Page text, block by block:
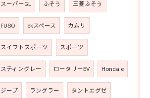
スーパーGL ふそう 三菱ふそう
FUSO ekスペース カムリ
スイフトスポーツ スポーツ
スティングレー ロータリーEV Honda e
ジープ ラングラー タントエグゼ